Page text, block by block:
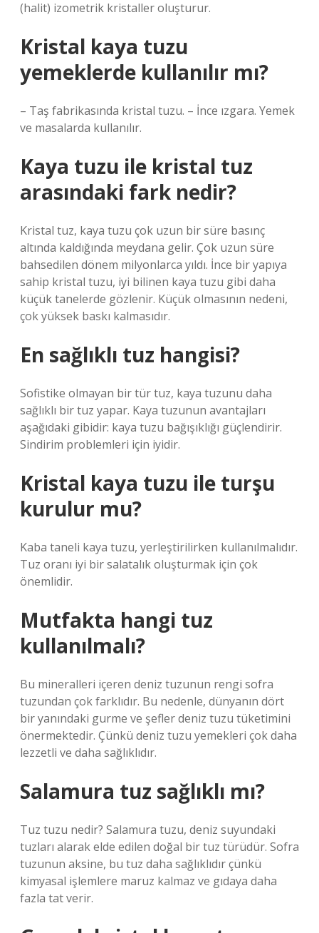
(halit) izometrik kristaller oluşturur.
Kristal kaya tuzu
yemeklerde kullanılır mı?
– Taş fabrikasında kristal tuzu. – İnce ızgara. Yemek
ve masalarda kullanılır.
Kaya tuzu ile kristal tuz
arasındaki fark nedir?
Kristal tuz, kaya tuzu çok uzun bir süre basınç
altında kaldığında meydana gelir. Çok uzun süre
bahsedilen dönem milyonlarca yıldı. İnce bir yapıya
sahip kristal tuzu, iyi bilinen kaya tuzu gibi daha
küçük tanelerde gözlenir. Küçük olmasının nedeni,
çok yüksek baskı kalmasıdır.
En sağlıklı tuz hangisi?
Sofistike olmayan bir tür tuz, kaya tuzunu daha
sağlıklı bir tuz yapar. Kaya tuzunun avantajları
aşağıdaki gibidir: kaya tuzu bağışıklığı güçlendirir.
Sindirim problemleri için iyidir.
Kristal kaya tuzu ile turşu
kurulur mu?
Kaba taneli kaya tuzu, yerleştirilirken kullanılmalıdır.
Tuz oranı iyi bir salatalık oluşturmak için çok
önemlidir.
Mutfakta hangi tuz
kullanılmalı?
Bu mineralleri içeren deniz tuzunun rengi sofra
tuzundan çok farklıdır. Bu nedenle, dünyanın dört
bir yanındaki gurme ve şefler deniz tuzu tüketimini
önermektedir. Çünkü deniz tuzu yemekleri çok daha
lezzetli ve daha sağlıklıdır.
Salamura tuz sağlıklı mı?
Tuz tuzu nedir? Salamura tuzu, deniz suyundaki
tuzları alarak elde edilen doğal bir tuz türüdür. Sofra
tuzunun aksine, bu tuz daha sağlıklıdır çünkü
kimyasal işlemlere maruz kalmaz ve gıdaya daha
fazla tat verir.